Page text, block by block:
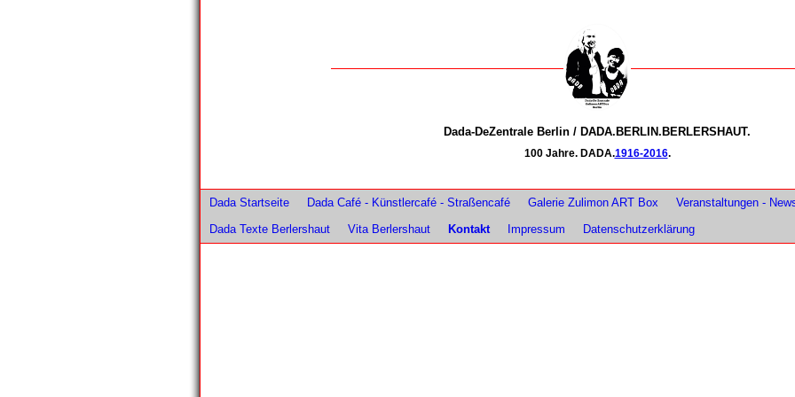
Dada-DeZentrale Berlin / DADA.BERLIN.BERLERSHAUT.
100 Jahre. DADA.1916-2016.
Dada Startseite Dada Café - Künstlercafé - Straßencafé Galerie Zulimon ART Box Veranstaltungen -
Dada Texte Berlershaut
Vita Berlershaut Kontakt Impressum Datenschutzerklärung